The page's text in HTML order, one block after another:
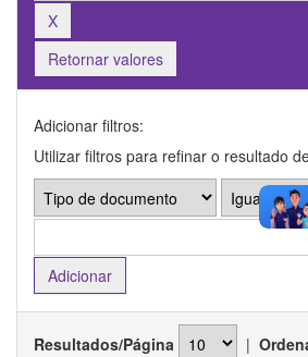
Retornar valores
Adicionar filtros:
Utilizar filtros para refinar o resultado
Resultados/Página |